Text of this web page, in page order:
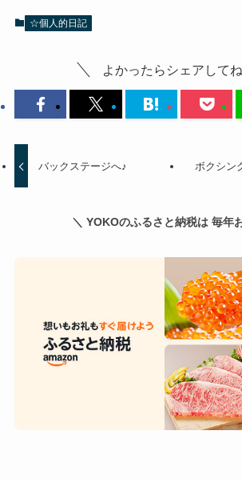
☆個人的日記
よかったらシェアしてね
バックステージへ♪ ボクシン
＼ YOKOのふるさと納税は 毎年